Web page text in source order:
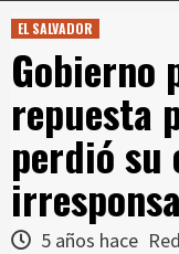
EL SALVADOR
Gobierno
repuesta
perdió su
5 años hace